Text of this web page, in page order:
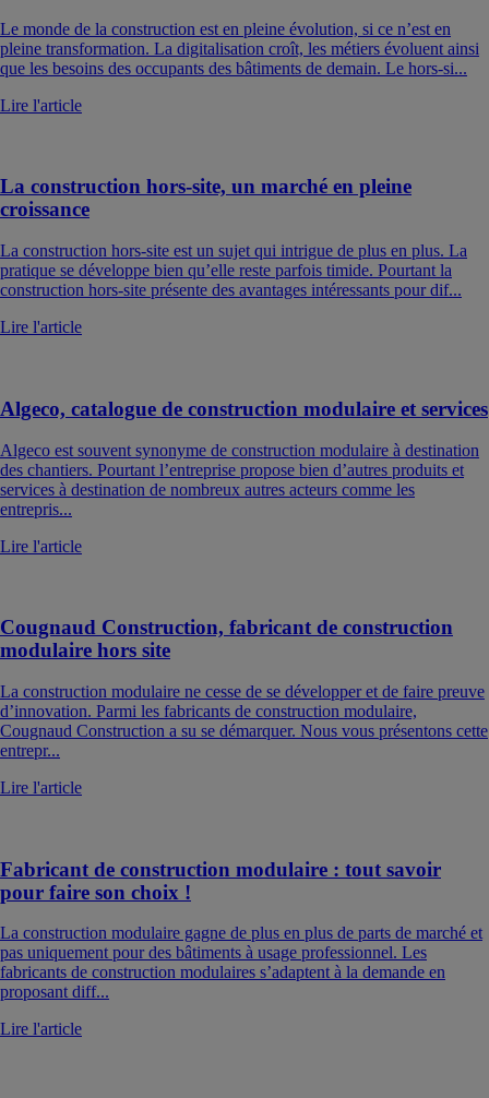
Le monde de la construction est en pleine évolution, si ce n’est en
pleine transformation. La digitalisation croît, les métiers évoluent ainsi
que les besoins des occupants des bâtiments de demain. Le hors-si...
Lire l'article
La construction hors-site, un marché en pleine
croissance
La construction hors-site est un sujet qui intrigue de plus en plus. La
pratique se développe bien qu’elle reste parfois timide. Pourtant la
construction hors-site présente des avantages intéressants pour dif...
Lire l'article
Algeco, catalogue de construction modulaire et services
Algeco est souvent synonyme de construction modulaire à destination
des chantiers. Pourtant l’entreprise propose bien d’autres produits et
services à destination de nombreux autres acteurs comme les
entrepris...
Lire l'article
Cougnaud Construction, fabricant de construction
modulaire hors site
La construction modulaire ne cesse de se développer et de faire preuve
d’innovation. Parmi les fabricants de construction modulaire,
Cougnaud Construction a su se démarquer. Nous vous présentons cette
entrepr...
Lire l'article
Fabricant de construction modulaire : tout savoir
pour faire son choix !
La construction modulaire gagne de plus en plus de parts de marché et
pas uniquement pour des bâtiments à usage professionnel. Les
fabricants de construction modulaires s’adaptent à la demande en
proposant diff...
Lire l'article